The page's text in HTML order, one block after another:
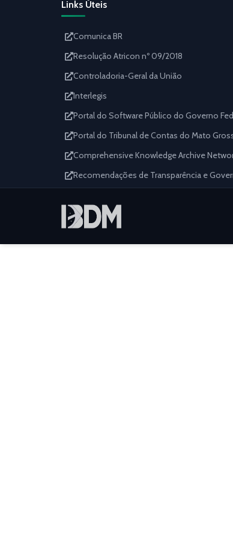
Links Úteis
Comunica BR
Resolução Atricon nº 09/2018
Controladoria-Geral da União
Interlegis
Portal do Software Público do Governo
Portal do Tribunal de Contas do Mato
Comprehensive Knowledge Archive
Recomendações de Transparência e